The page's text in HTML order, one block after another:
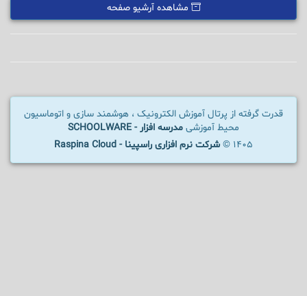
مشاهده آرشیو صفحه
قدرت گرفته از پرتال آموزش الکترونیک ، هوشمند سازی و اتوماسیون
محیط آموزشی مدرسه افزار - SCHOOLWARE
1405 ©
شرکت نرم افزاری راسپینا - Raspina Cloud